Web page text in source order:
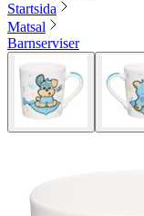
Startsida
Matsal
Barnserviser